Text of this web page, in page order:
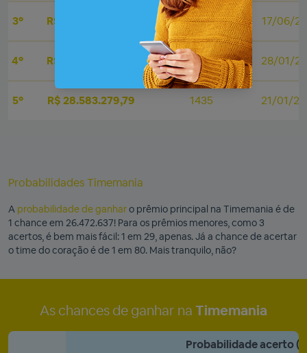
3º R$ 31.896.094,30 1045 17/06/
4º R$ 29.086.425,27 1892 28/01/
5º R$ 28.583.279,79 1435 21/01/
Probabilidades Timemania
A probabilidade de ganharo prêmio principal na Timemania é de
1 chance em 26.472.637! Para os prêmios menores, como 3
acertos, é bem mais fácil: 1 em 29, apenas. Já a chance de acertar
o time do coração é de 1 em 80. Mais tranquilo, não?
As chances de ganhar naTimemania
Probabilidade acerto